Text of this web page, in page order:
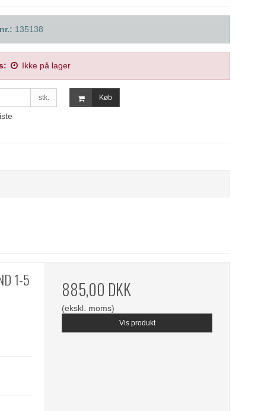
135138
Ikke på lager
stk. Køb
1-5
885,00 DKK
(ekskl. moms)
Vis produkt